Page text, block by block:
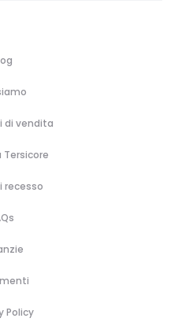
di vendita
recesso
Policy